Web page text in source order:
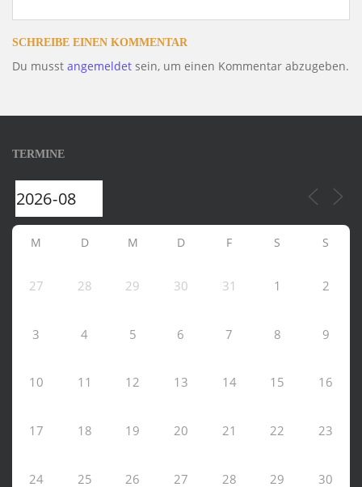
SCHREIBE EINEN KOMMENTAR
Du musst angemeldet sein, um einen Kommentar abzugeben.
TERMINE
M D M D F S S
27 28 29 30 31 1 2
3 4 5 6 7 8 9
10 11 12 13 14 15 16
17 18 19 20 21 22 23
24 25 26 27 28 29 30